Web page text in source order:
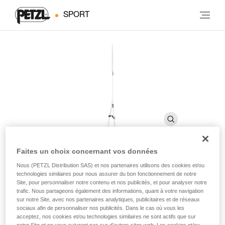
SPORT
FOOTCORD
Pédale réglable en cordelette
La pédale réglable FOOTCORD s'utilise avec la poignée
Faites un choix concernant vos données
Nous (PETZL Distribution SAS) et nos partenaires utilisons des cookies et/ou
technologies similaires pour nous assurer du bon fonctionnement de notre
Site, pour personnaliser notre contenu et nos publicités, et pour analyser notre
trafic. Nous partageons également des informations, quant à votre navigation
sur notre Site, avec nos partenaires analytiques, publicitaires et de réseaux
sociaux afin de personnaliser nos publicités. Dans le cas où vous les
acceptez, nos cookies et/ou technologies similaires ne sont actifs que sur